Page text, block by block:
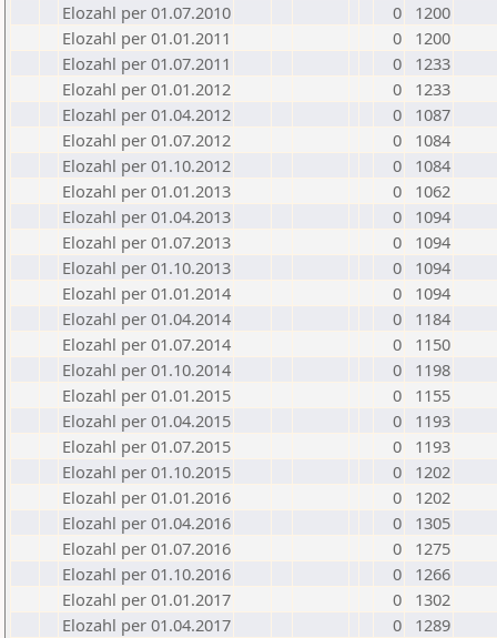
Elozahl per 01.07.2010
0
1200
Elozahl per 01.01.2011
0
1200
Elozahl per 01.07.2011
0
1233
Elozahl per 01.01.2012
0
1233
Elozahl per 01.04.2012
0
1087
Elozahl per 01.07.2012
0
1084
Elozahl per 01.10.2012
0
1084
Elozahl per 01.01.2013
0
1062
Elozahl per 01.04.2013
0
1094
Elozahl per 01.07.2013
0
1094
Elozahl per 01.10.2013
0
1094
Elozahl per 01.01.2014
0
1094
Elozahl per 01.04.2014
0
1184
Elozahl per 01.07.2014
0
1150
Elozahl per 01.10.2014
0
1198
Elozahl per 01.01.2015
0
1155
Elozahl per 01.04.2015
0
1193
Elozahl per 01.07.2015
0
1193
Elozahl per 01.10.2015
0
1202
Elozahl per 01.01.2016
0
1202
Elozahl per 01.04.2016
0
1305
Elozahl per 01.07.2016
0
1275
Elozahl per 01.10.2016
0
1266
Elozahl per 01.01.2017
0
1302
Elozahl per 01.04.2017
0
1289